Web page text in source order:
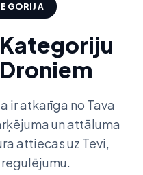
Kategoriju
ir atkarīga no Tava
un attāluma
attiecas uz Tevi,